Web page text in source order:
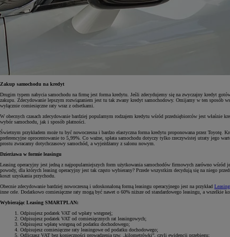
Zakup samochodu na kredyt
Drugim typem nabycia samochodu na firmę jest forma kredytu. Jeśli zdecydujemy się na zwyczajny kredyt
zakupu. Zdecydowanie lepszym rozwiązaniem jest tu tak zwany kredyt samochodowy. Omijamy w ten
wyłącznie comiesięczne raty wraz z odsetkami.
W obecnych czasach zdecydowanie bardziej popularnym rodzajem kredytu wśród przedsiębiorców jest
wybór samochodu, jak i sposób płatności.
Świetnym przykładem może tu być nowoczesna i bardzo elastyczna forma kredytu proponowana przez
preferencyjne oprocentowanie to 5,99%. Co ważne, spłata samochodu dotyczy tylko rzeczywistej utraty jego
prostu zwracamy dotychczasowy samochód, a wyjeżdżamy z salonu nowym.
Dzierżawa w formie leasingu
Leasing operacyjny jest jedną z najpopularniejszych form użytkowania samochodów firmowych zarówno wśród
powody, dla których leasing operacyjny jest tak często wybierany? Przede wszystkim decydują się na niego
koszt uzyskania przychodu.
Obecnie zdecydowanie bardziej nowoczesną i udoskonaloną formą leasingu operacyjnego jest na przykład
inne cele. Dodatkowo comiesięczne raty mogą być nawet o 60% niższe od standardowego leasingu, a
Wybierając Leasing SMARTPLAN:
Odpisujesz podatek VAT od wpłaty wstępnej;
Odpisujesz podatek VAT od comiesięcznych rat leasingowych;
Odpisujesz wpłatę wstępną od podatku dochodowego;
Odpisujesz comiesięczne raty leasingowe od podatku dochodowego;
Odliczasz VAT bez konieczności prowadzenia tzw. „kilometrówki”, czyli ewidencji przebiegu;